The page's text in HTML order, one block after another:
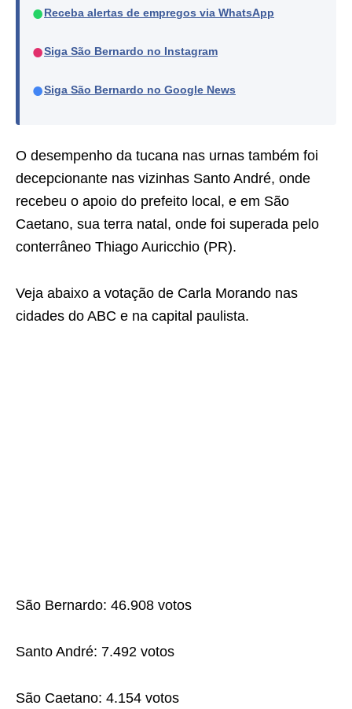
● Receba alertas de empregos via WhatsApp
●Siga São Bernardo no Instagram
●Siga São Bernardo no Google News
O desempenho da tucana nas urnas também foi
decepcionante nas vizinhas Santo André, onde
recebeu o apoio do prefeito local, e em São
Caetano, sua terra natal, onde foi superada pelo
conterrâneo Thiago Auricchio (PR).
Veja abaixo a votação de Carla Morando nas
cidades do ABC e na capital paulista.
São Bernardo: 46.908 votos
Santo André: 7.492 votos
São Caetano: 4.154 votos